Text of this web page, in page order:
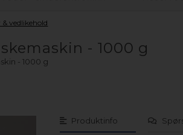
& vedlikehold
- 1000 g
- 1000 g
Produktinfo